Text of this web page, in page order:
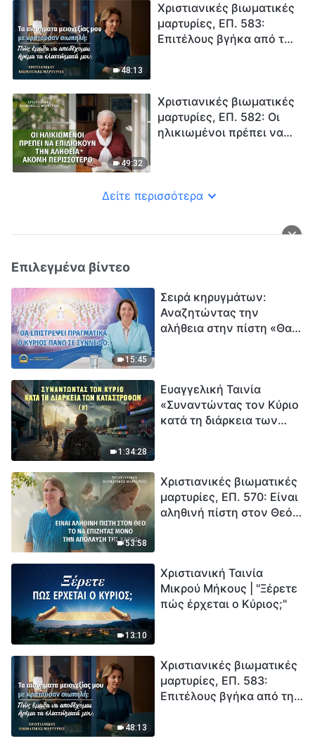
48:13
Χριστιανικές βιωματικές
μαρτυρίες, ΕΠ. 583:
Επιτέλους βγήκα από τη
49:32
Χριστιανικές βιωματικές
μαρτυρίες, ΕΠ. 582: Οι
ηλικιωμένοι πρέπει να
Δείτε περισσότερα
Επιλεγμένα βίντεο
15:45
Σειρά κηρυγμάτων:
Αναζητώντας την
αλήθεια στην πίστη «Θα
1:34:28
Ευαγγελική Ταινία
«Συναντώντας τον Κύριο
κατά τη διάρκεια των
εξαφάνισης». Οι
καταστροφές χτυπούν.
Ξεκινά η αντίστροφη
53:58
Χριστιανικές βιωματικές
μαρτυρίες, ΕΠ. 570: Είναι
αληθινή πίστη στον Θεό
13:10
Χριστιανική Ταινία
Μικρού Μήκους | "Ξέρετε
πώς έρχεται ο Κύριος;"
48:13
Χριστιανικές βιωματικές
μαρτυρίες, ΕΠ. 583:
Επιτέλους βγήκα από τη